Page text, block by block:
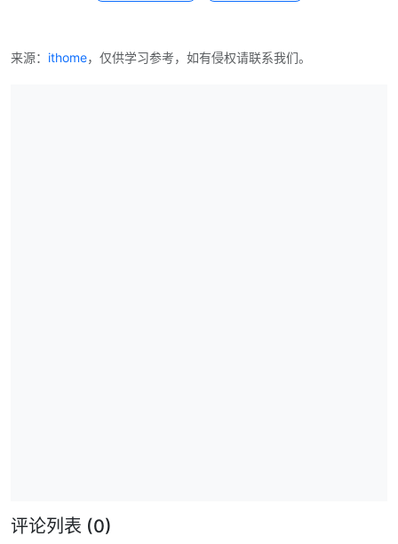
来源： ithome，仅供学习参考，如有侵权请联系我们。
评论列表 (0)